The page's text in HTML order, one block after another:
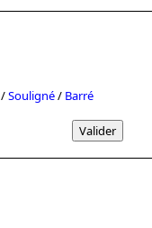
/Souligné/ Barré